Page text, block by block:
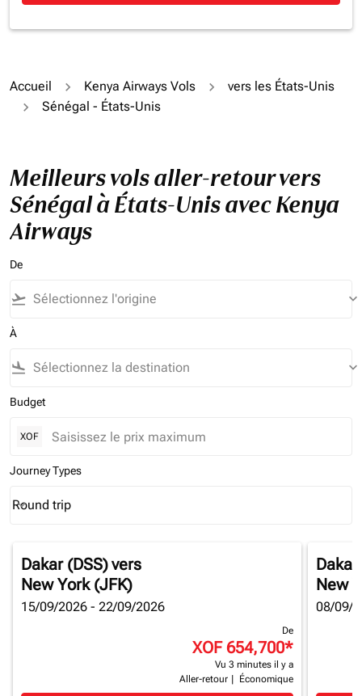
Accueil Kenya Airways Vols
vers les États-Unis
Sénégal - États-Unis
Meilleurs vols aller-retour vers
Sénégal à États-Unis avec Kenya
Airways
De
flight_takeoff keyboard_arrow_down
À
flight_land keyboard_arrow_down
Budget
XOF
Journey Types
Journey Types option Round trip Selected
Round trip
keyboard_arrow_down
Dakar (DSS)vers
New York (JFK)
15/09/2026 - 22/09/2026
De
XOF 654,700*
Vu 3 minutes il y a
Aller-retour
Économique
Dakar
New
08/09/